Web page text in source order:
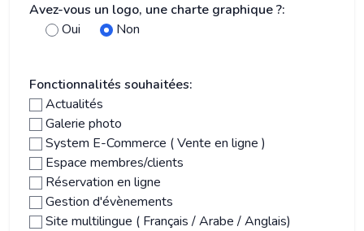
Avez-vous un logo, une charte graphique ?:
Oui
Non
Fonctionnalités souhaitées:
Actualités
Galerie photo
System E-Commerce ( Vente en ligne )
Espace membres/clients
Réservation en ligne
Gestion d'évènements
Site multilingue ( Français / Arabe / Anglais)